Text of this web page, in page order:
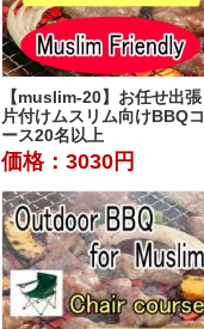
【muslim-20】お任せ出張
片付けムスリム向けBBQコ
ース20名以上
価格：3030円